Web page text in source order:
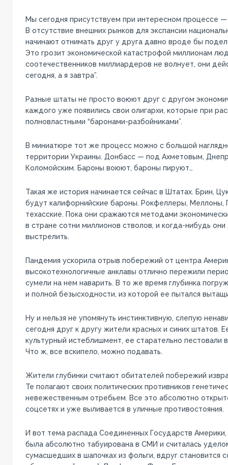
Мы сегодня присутствуем при интересном процессе —
В отсутствие внешних рынков для экспансии
начинают отнимать друг у друга давно вроде бы
Это грозит экономической катастрофой миллионам
соотечественников миллиардеров не волнует, они
сегодня, а я завтра”.
Разные штаты не просто воюют друг с другом
каждого уже появились свои олигархи, которые при
полновластными “баронами-разбойниками”.
В миниатюре тот же процесс можно с большой
территории Украины. Донбасс — под Ахметовым,
Коломойским. Бароны воюют, бароны пируют…
Такая же история начинается сейчас в Штатах. Брин,
будут калифорнийские бароны. Рокфеллеры,
техасские. Пока они сражаются методами
в стране сотни миллионов стволов, и когда-нибудь
выстрелить.
Пандемия ускорила отрыв побережий от центра
высокотехнологичные анклавы отлично пережили
сумели на нем наварить. В то же время глубинка
и полной безысходности, из которой ее пытался
Ну и нельзя не упомянуть инстинктивную, слепую
сегодня друг к другу жители красных и синих штатов.
культурный истеблишмент, ее старательно пестовали
Что ж, все вскипело, можно подавать.
Жители глубинки считают обитателей побережий
Те полагают своих политических противников
невежественным отребьем. Все это абсолютно
соцсетях и уже выливается в уличные противостояния.
И вот тема распада Соединенных Государств
была абсолютно табуирована в СМИ и считалась
сумасшедших в шапочках из фольги, вдруг становится